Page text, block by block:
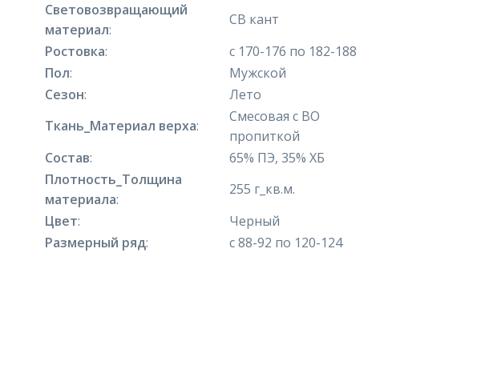
Световозвращающий
материал:
СВ кант
Ростовка:
с 170-176 по 182-188
Пол:
Мужской
Сезон:
Лето
Ткань_Материал верха:
Смесовая с ВО
пропиткой
Состав:
65% ПЭ, 35% ХБ
Плотность_Толщина
материала:
255 г_кв.м.
Цвет:
Черный
Размерный ряд: с 88-92 по 120-124